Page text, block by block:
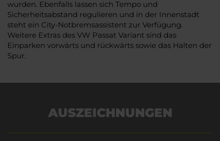
wurden. Ebenfalls lassen sich Tempo und
Sicherheitsabstand regulieren und in der Innenstadt
steht ein City-Notbremsassistent zur Verfügung.
Weitere Extras des VW Passat Variant sind das
Einparken vorwärts und rückwärts sowie das Halten der
Spur.
AUSZEICHNUNGEN